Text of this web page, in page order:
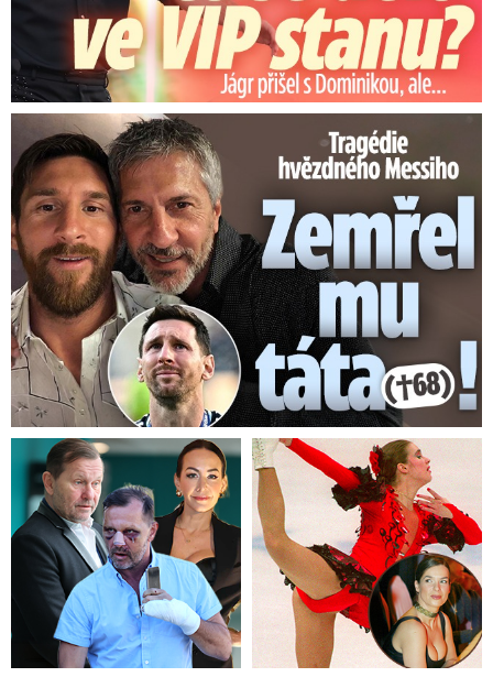
Tragédie hvězdného Messiho: Zemřel mu táta (†68)!